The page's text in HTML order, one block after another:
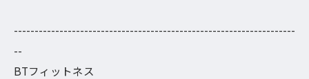
--------------------------------------------------------------------
--
BTフィットネス